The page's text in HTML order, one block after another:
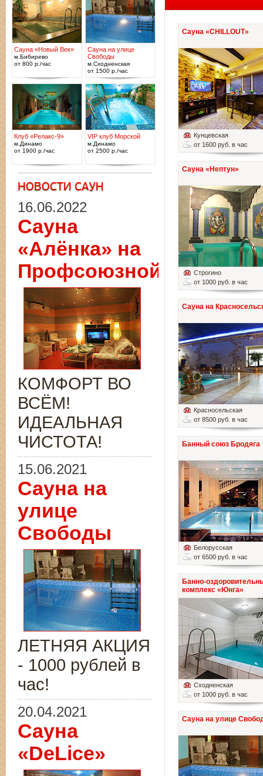
Сауна «CHILLOUT»
Кунцевская
от 1600 руб. в час
Сауна «Нептун»
Строгино
от 1000 руб. в час
Сауна на
Красносельская
от 8500 руб. в час
Банный союз Бродяга
Белорусская
от 6500 руб. в час
Банно-
комплекс «Юнга»
Сходненская
от 1000 руб. в час
Сауна на улице
Сауна «Новый Век»
м.Бибирево
от 800 р./час
Сауна на улице
Свободы
м.Сходненская
от 1500 р./час
Клуб «Релакс-9»
м.Динамо
от 1900 р./час
VIP клуб Морской
м.Динамо
от 2500 р./час
16.06.2022
Сауна
«Алёнка» на
Профсоюзной
КОМФОРТ ВО
ВСЁМ!
ИДЕАЛЬНАЯ
ЧИСТОТА!
15.06.2021
Сауна на
улице
Свободы
ЛЕТНЯЯ АКЦИЯ
- 1000 рублей в
час!
20.04.2021
Сауна
«DeLice»